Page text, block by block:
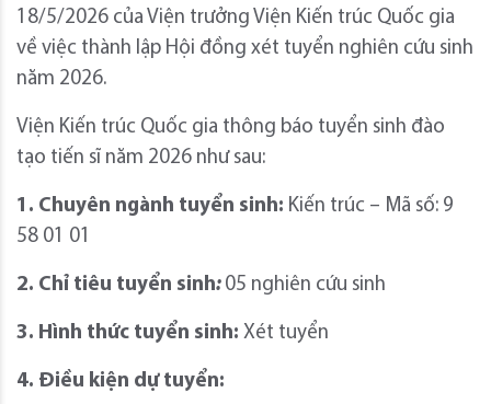
18/5/2026 của Viện trưởng Viện Kiến trúc Quốc gia
về việc thành lập Hội đồng xét tuyển nghiên cứu sinh
năm 2026.
Viện Kiến trúc Quốc gia thông báo tuyển sinh đào
tạo tiến sĩ năm 2026 như sau:
1. Chuyên ngành tuyển sinh: Kiến trúc – Mã số: 9
58 01 01
2. Chỉ tiêu tuyển sinh: 05 nghiên cứu sinh
3. Hình thức tuyển sinh: Xét tuyển
4. Điều kiện dự tuyển: